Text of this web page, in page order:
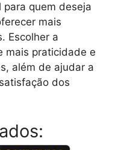
quem deseja
mais
Escolher a
mais praticidade e
além de ajudar a
dos